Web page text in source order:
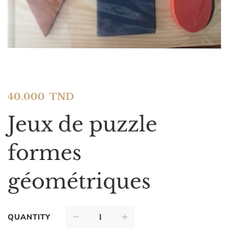
40.000 TND
Jeux de puzzle
formes
géométriques
QUANTITY